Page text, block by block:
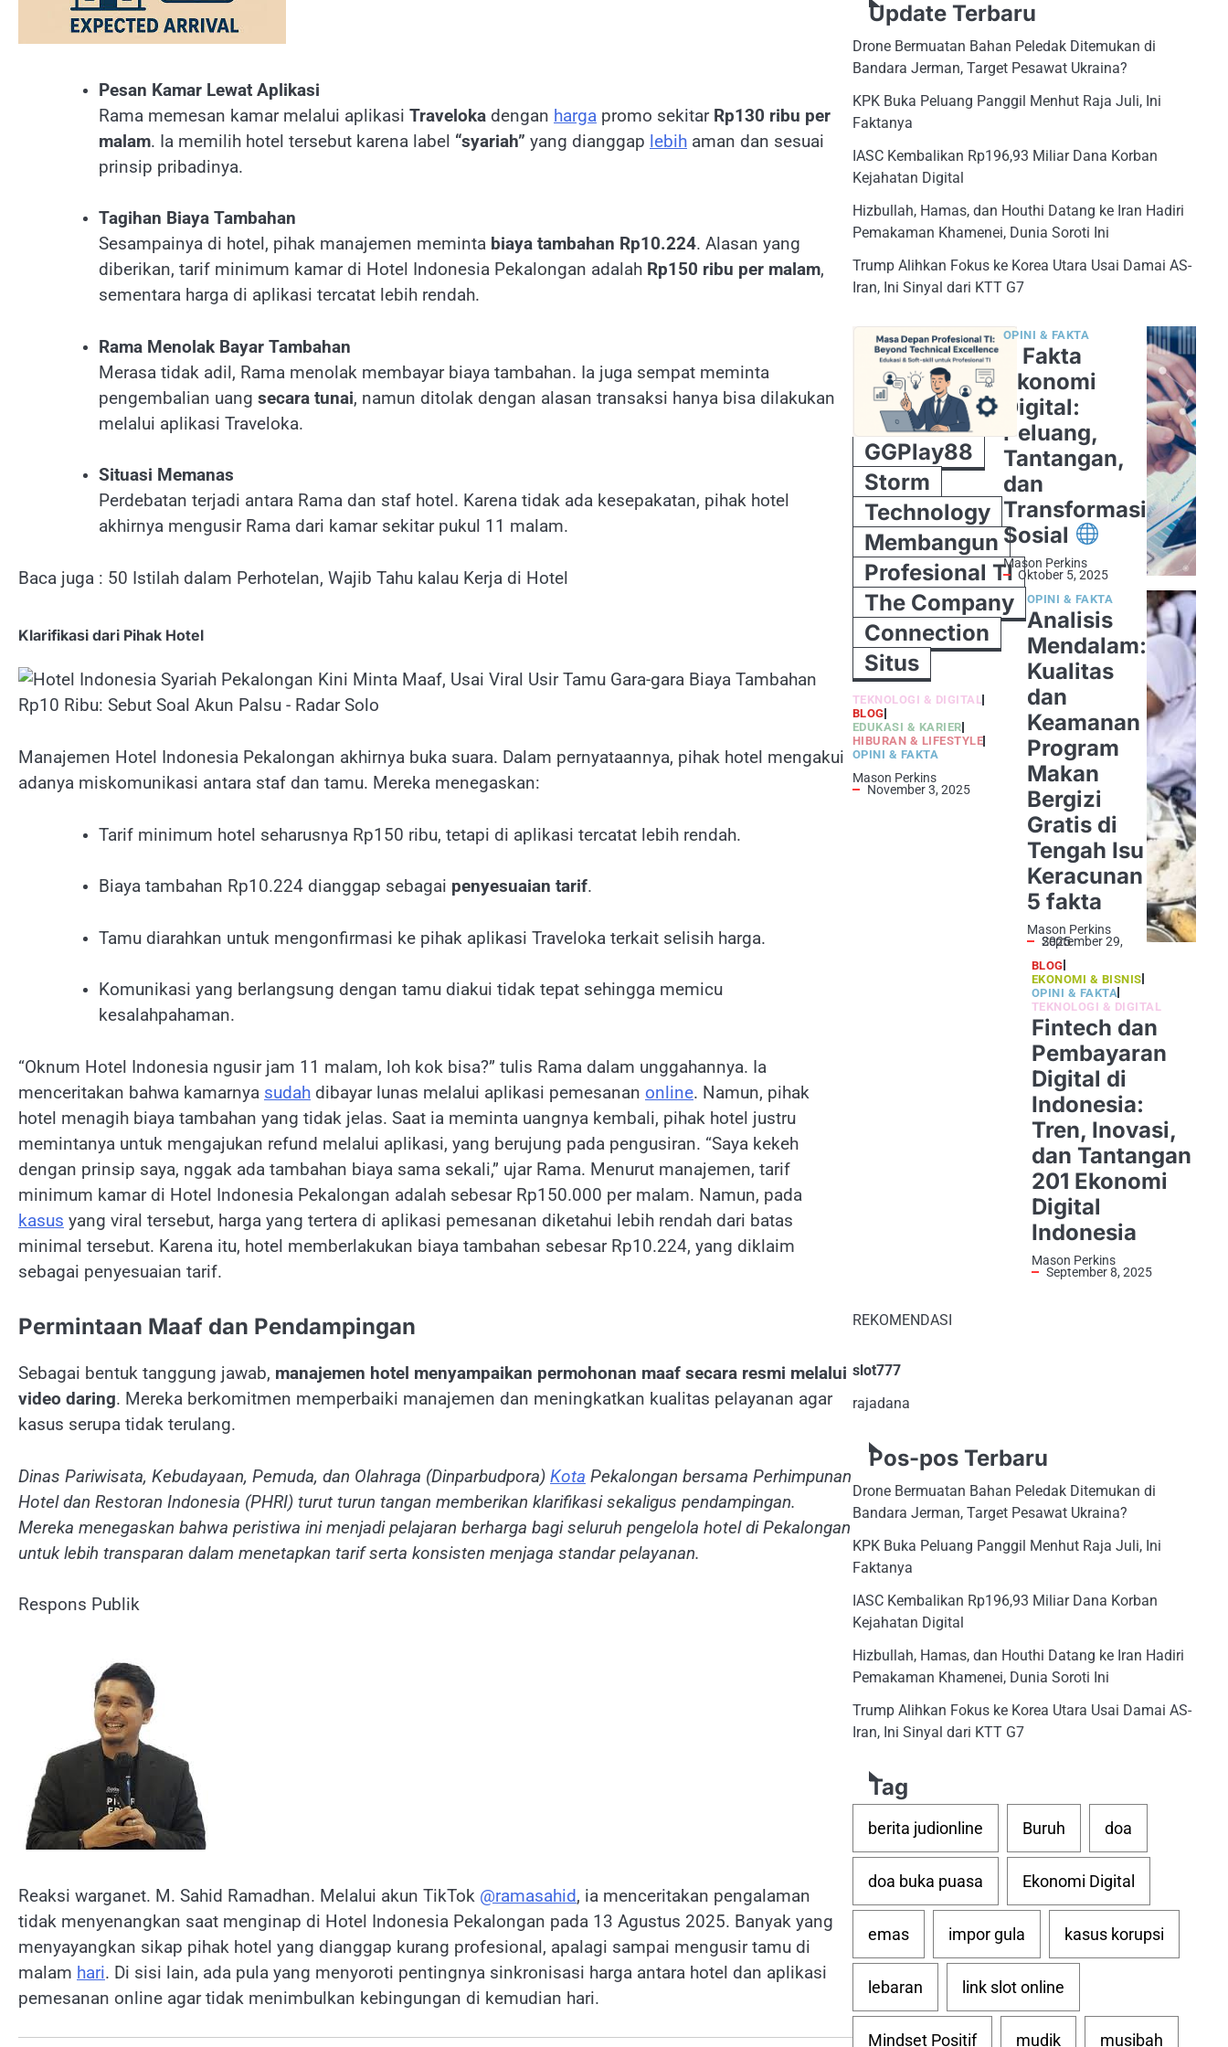
Pesan Kamar Lewat Aplikasi
Rama memesan kamar melalui aplikasi Traveloka dengan harga promo sekitar Rp130 ribu per
malam. Ia memilih hotel tersebut karena label “syariah” yang dianggap lebih aman dan sesuai
prinsip pribadinya.
Tagihan Biaya Tambahan
Sesampainya di hotel, pihak manajemen meminta biaya tambahan Rp10.224. Alasan yang
diberikan, tarif minimum kamar di Hotel Indonesia Pekalongan adalah Rp150 ribu per malam,
sementara harga di aplikasi tercatat lebih rendah.
Rama Menolak Bayar Tambahan
Merasa tidak adil, Rama menolak membayar biaya tambahan. Ia juga sempat meminta
pengembalian uang secara tunai, namun ditolak dengan alasan transaksi hanya bisa dilakukan
melalui aplikasi Traveloka.
Situasi Memanas
Perdebatan terjadi antara Rama dan staf hotel. Karena tidak ada kesepakatan, pihak hotel
akhirnya mengusir Rama dari kamar sekitar pukul 11 malam.
Baca juga : 50 Istilah dalam Perhotelan, Wajib Tahu kalau Kerja di Hotel
Klarifikasi dari Pihak Hotel
Manajemen Hotel Indonesia Pekalongan akhirnya buka suara. Dalam pernyataannya, pihak hotel mengakui
adanya miskomunikasi antara staf dan tamu. Mereka menegaskan:
Tarif minimum hotel seharusnya Rp150 ribu, tetapi di aplikasi tercatat lebih rendah.
Biaya tambahan Rp10.224 dianggap sebagai penyesuaian tarif.
Tamu diarahkan untuk mengonfirmasi ke pihak aplikasi Traveloka terkait selisih harga.
Komunikasi yang berlangsung dengan tamu diakui tidak tepat sehingga memicu
kesalahpahaman.
“Oknum Hotel Indonesia ngusir jam 11 malam, loh kok bisa?” tulis Rama dalam unggahannya. Ia
menceritakan bahwa kamarnya sudah dibayar lunas melalui aplikasi pemesanan online. Namun, pihak
hotel menagih biaya tambahan yang tidak jelas. Saat ia meminta uangnya kembali, pihak hotel justru
memintanya untuk mengajukan refund melalui aplikasi, yang berujung pada pengusiran. “Saya kekeh
dengan prinsip saya, nggak ada tambahan biaya sama sekali,” ujar Rama. Menurut manajemen, tarif
minimum kamar di Hotel Indonesia Pekalongan adalah sebesar Rp150.000 per malam. Namun, pada
kasus yang viral tersebut, harga yang tertera di aplikasi pemesanan diketahui lebih rendah dari batas
minimal tersebut. Karena itu, hotel memberlakukan biaya tambahan sebesar Rp10.224, yang diklaim
sebagai penyesuaian tarif.
Permintaan Maaf dan Pendampingan
Sebagai bentuk tanggung jawab, manajemen hotel menyampaikan permohonan maaf secara resmi melalui
video daring. Mereka berkomitmen memperbaiki manajemen dan meningkatkan kualitas pelayanan agar
kasus serupa tidak terulang.
Dinas Pariwisata, Kebudayaan, Pemuda, dan Olahraga (Dinparbudpora) Kota Pekalongan bersama Perhimpunan
Hotel dan Restoran Indonesia (PHRI) turut turun tangan memberikan klarifikasi sekaligus pendampingan.
Mereka menegaskan bahwa peristiwa ini menjadi pelajaran berharga bagi seluruh pengelola hotel di Pekalongan
untuk lebih transparan dalam menetapkan tarif serta konsisten menjaga standar pelayanan.
Respons Publik
Reaksi warganet. M. Sahid Ramadhan. Melalui akun TikTok @ramasahid, ia menceritakan pengalaman
tidak menyenangkan saat menginap di Hotel Indonesia Pekalongan pada 13 Agustus 2025. Banyak yang
menyayangkan sikap pihak hotel yang dianggap kurang profesional, apalagi sampai mengusir tamu di
malam hari. Di sisi lain, ada pula yang menyoroti pentingnya sinkronisasi harga antara hotel dan aplikasi
pemesanan online agar tidak menimbulkan kebingungan di kemudian hari.
Update Terbaru
Drone Bermuatan Bahan Peledak Ditemukan di
Bandara Jerman, Target Pesawat Ukraina?
KPK Buka Peluang Panggil Menhut Raja Juli, Ini
Faktanya
IASC Kembalikan Rp196,93 Miliar Dana Korban
Kejahatan Digital
Hizbullah, Hamas, dan Houthi Datang ke Iran Hadiri
Pemakaman Khamenei, Dunia Soroti Ini
Trump Alihkan Fokus ke Korea Utara Usai Damai AS-
Iran, Ini Sinyal dari KTT G7
GGPlay88
Storm
Technology
Membangun
Profesional TI
The Company
Connection
Situs
TEKNOLOGI & DIGITAL
BLOG
EDUKASI & KARIER
HIBURAN & LIFESTYLE
OPINI & FAKTA
Mason Perkins
November 3, 2025
5 Fakta
Ekonomi
Digital:
Peluang,
Tantangan,
dan
Transformasi
Sosial
OPINI & FAKTA
Mason Perkins
Oktober 5, 2025
Analisis
Mendalam:
Kualitas
dan
Keamanan
Program
Makan
Bergizi
Gratis di
Tengah Isu
Keracunan
5 fakta
OPINI & FAKTA
Mason Perkins
September 29, 2025
Fintech dan
Pembayaran
Digital di
Indonesia:
Tren, Inovasi,
dan Tantangan
201 Ekonomi
Digital
Indonesia
BLOG
EKONOMI & BISNIS
OPINI & FAKTA
TEKNOLOGI & DIGITAL
Mason Perkins
September 8, 2025
REKOMENDASI
slot777
rajadana
Pos-pos Terbaru
Drone Bermuatan Bahan Peledak Ditemukan di
Bandara Jerman, Target Pesawat Ukraina?
KPK Buka Peluang Panggil Menhut Raja Juli, Ini
Faktanya
IASC Kembalikan Rp196,93 Miliar Dana Korban
Kejahatan Digital
Hizbullah, Hamas, dan Houthi Datang ke Iran Hadiri
Pemakaman Khamenei, Dunia Soroti Ini
Trump Alihkan Fokus ke Korea Utara Usai Damai AS-
Iran, Ini Sinyal dari KTT G7
Tag
berita judionline Buruh doa
doa buka puasa Ekonomi Digital
emas impor gula kasus korupsi
lebaran link slot online
Mindset Positif mudik musibah